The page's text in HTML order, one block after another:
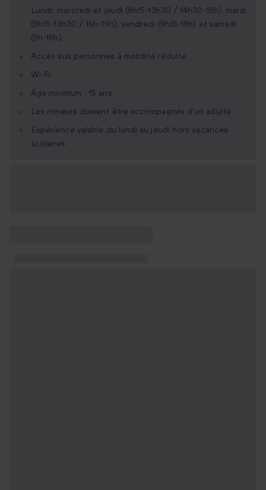
Lundi, mercredi et jeudi (9h15-13h30 / 14h30-19h), mardi
(9h15-13h30 / 16h-19h), vendredi (9h15-19h) et samedi
(9h-18h).
Accès aux personnes à mobilité réduite
Wi-Fi
Âge minimum : 15 ans
Les mineurs doivent être accompagnés d'un adulte
Expérience valable du lundi au jeudi hors vacances
scolaires